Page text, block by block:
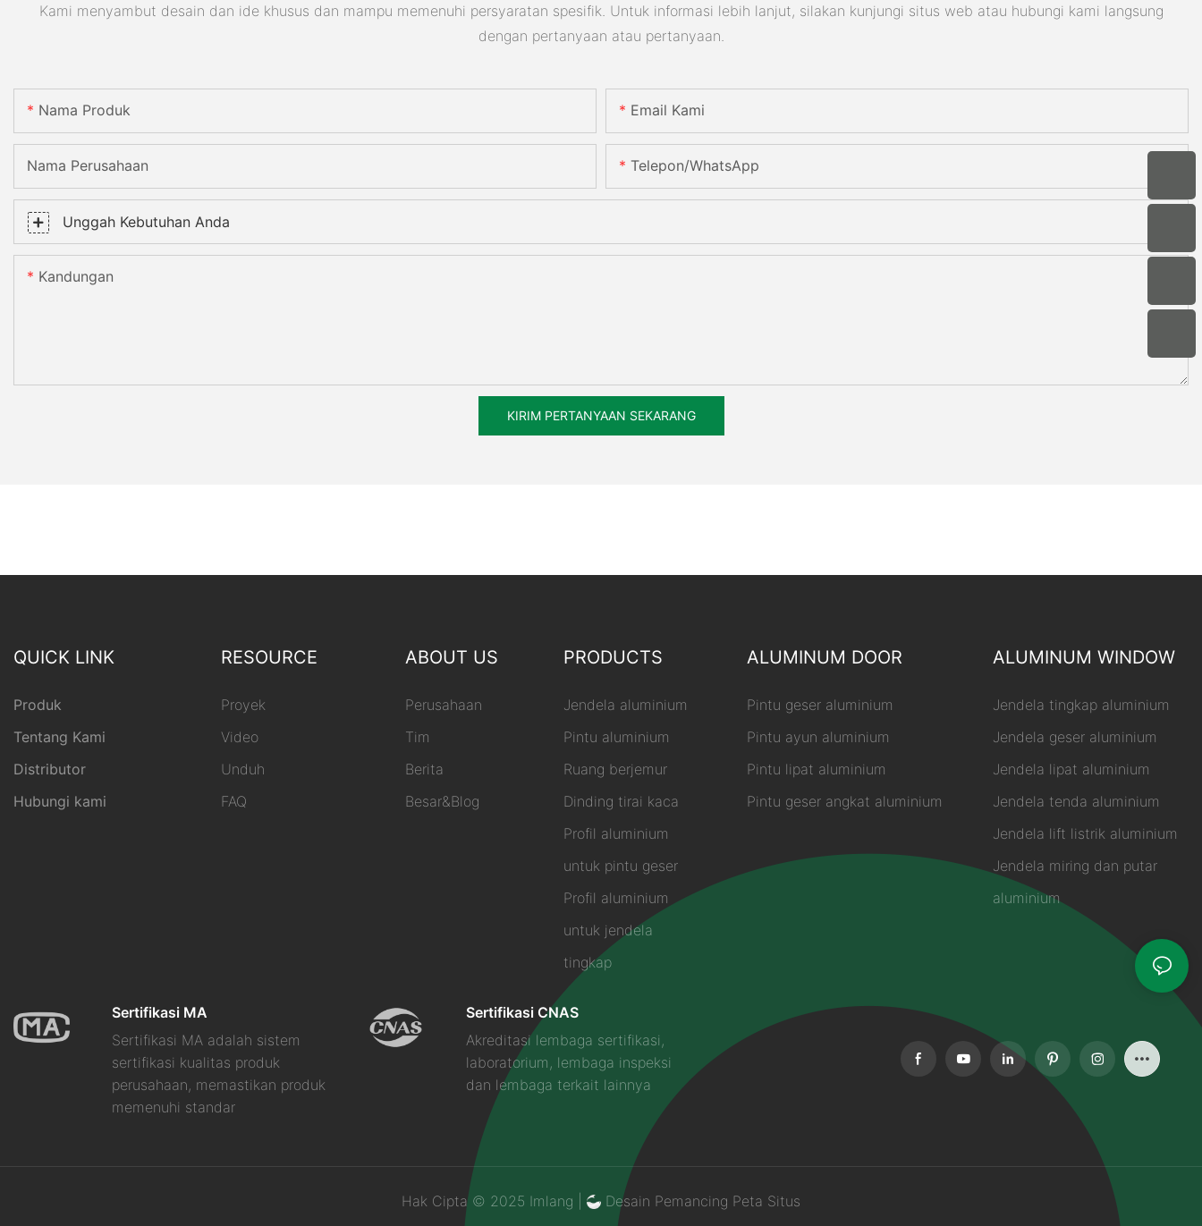
Kami menyambut desain dan ide khusus dan mampu memenuhi persyaratan spesifik. Untuk informasi lebih lanjut, silakan kunjungi situs web atau hubungi kami langsung
dengan pertanyaan atau pertanyaan.
Nama Produk Email Kami
Nama Perusahaan Telepon/WhatsApp
Unggah Kebutuhan Anda
Kandungan
KIRIM PERTANYAAN SEKARANG
QUICK LINK
Produk
Tentang Kami
Distributor
Hubungi kami
RESOURCE
Proyek
Video
Unduh
FAQ
ABOUT US
Perusahaan
Tim
Berita
Besar&Blog
PRODUCTS
Jendela aluminium
Pintu aluminium
Ruang berjemur
Dinding tirai kaca
Profil aluminium
untuk pintu geser
Profil aluminium
untuk jendela
tingkap
ALUMINUM DOOR
Pintu geser aluminium
Pintu ayun aluminium
Pintu lipat aluminium
Pintu geser angkat aluminium
ALUMINUM WINDOW
Jendela tingkap aluminium
Jendela geser aluminium
Jendela lipat aluminium
Jendela tenda aluminium
Jendela lift listrik aluminium
Jendela miring dan putar
aluminium
Sertifikasi MA
Sertifikasi MA adalah sistem
sertifikasi kualitas produk
perusahaan, memastikan produk
memenuhi standar
Sertifikasi CNAS
Akreditasi lembaga sertifikasi,
laboratorium, lembaga inspeksi
dan lembaga terkait lainnya
Hak Cipta © 2025 Imlang | Desain Pemancing Peta Situs